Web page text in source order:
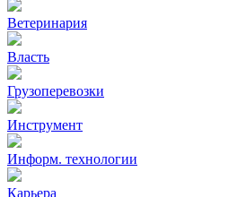
Ветеринария
Власть
Грузоперевозки
Инструмент
Информ. технологии
Карьера